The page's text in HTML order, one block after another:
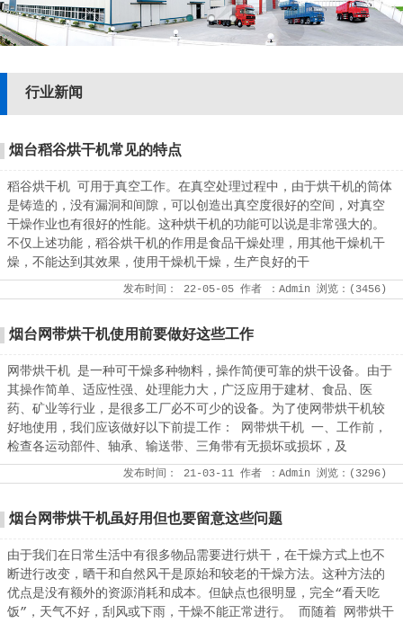
行业新闻
烟台稻谷烘干机常见的特点
稻谷烘干机 可用于真空工作。在真空处理过程中，由于烘干机的筒体
是铸造的，没有漏洞和间隙，可以创造出真空度很好的空间，对真空
干燥作业也有很好的性能。这种烘干机的功能可以说是非常强大的。
不仅上述功能，稻谷烘干机的作用是食品干燥处理，用其他干燥机干
燥，不能达到其效果，使用干燥机干燥，生产良好的干
发布时间： 22-05-05 作者 ：Admin 浏览：( 3456 )
烟台网带烘干机使用前要做好这些工作
网带烘干机 是一种可干燥多种物料，操作简便可靠的烘干设备。由于
其操作简单、适应性强、处理能力大，广泛应用于建材、食品、医
药、矿业等行业，是很多工厂必不可少的设备。为了使网带烘干机较
好地使用，我们应该做好以下前提工作： 网带烘干机 一、工作前，
检查各运动部件、轴承、输送带、三角带有无损坏或损坏，及
发布时间： 21-03-11 作者 ：Admin 浏览：( 3296 )
烟台网带烘干机虽好用但也要留意这些问题
由于我们在日常生活中有很多物品需要进行烘干，在干燥方式上也不
断进行改变，晒干和自然风干是原始和较老的干燥方法。这种方法的
优点是没有额外的资源消耗和成本。但缺点也很明显，完全“看天吃
饭”，天气不好，刮风或下雨，干燥不能正常进行。 而随着 网带烘干